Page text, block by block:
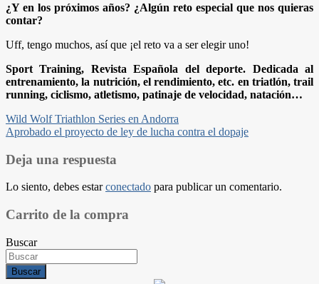
¿Y en los próximos años? ¿Algún reto especial que nos quieras
contar?
Uff, tengo muchos, así que ¡el reto va a ser elegir uno!
Sport Training, Revista Española del deporte. Dedicada al
entrenamiento, la nutrición, el rendimiento, etc. en triatlón, trail
running, ciclismo, atletismo, patinaje de velocidad, natación…
Navegación
de
entradas
Wild Wolf Triathlon Series en Andorra
Aprobado el proyecto de ley de lucha contra el dopaje
Deja una respuesta
Lo siento, debes estarconectado para publicar un comentario.
Carrito de la compra
Buscar
Buscar